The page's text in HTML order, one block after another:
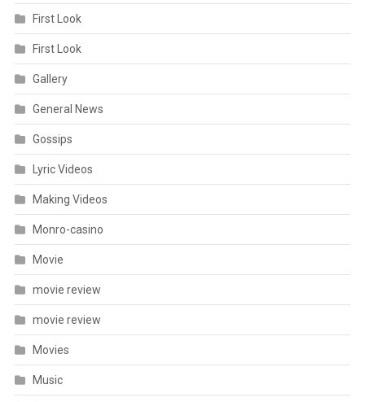
First Look
First Look
Gallery
General News
Gossips
Lyric Videos
Making Videos
Monro-casino
Movie
movie review
movie review
Movies
Music